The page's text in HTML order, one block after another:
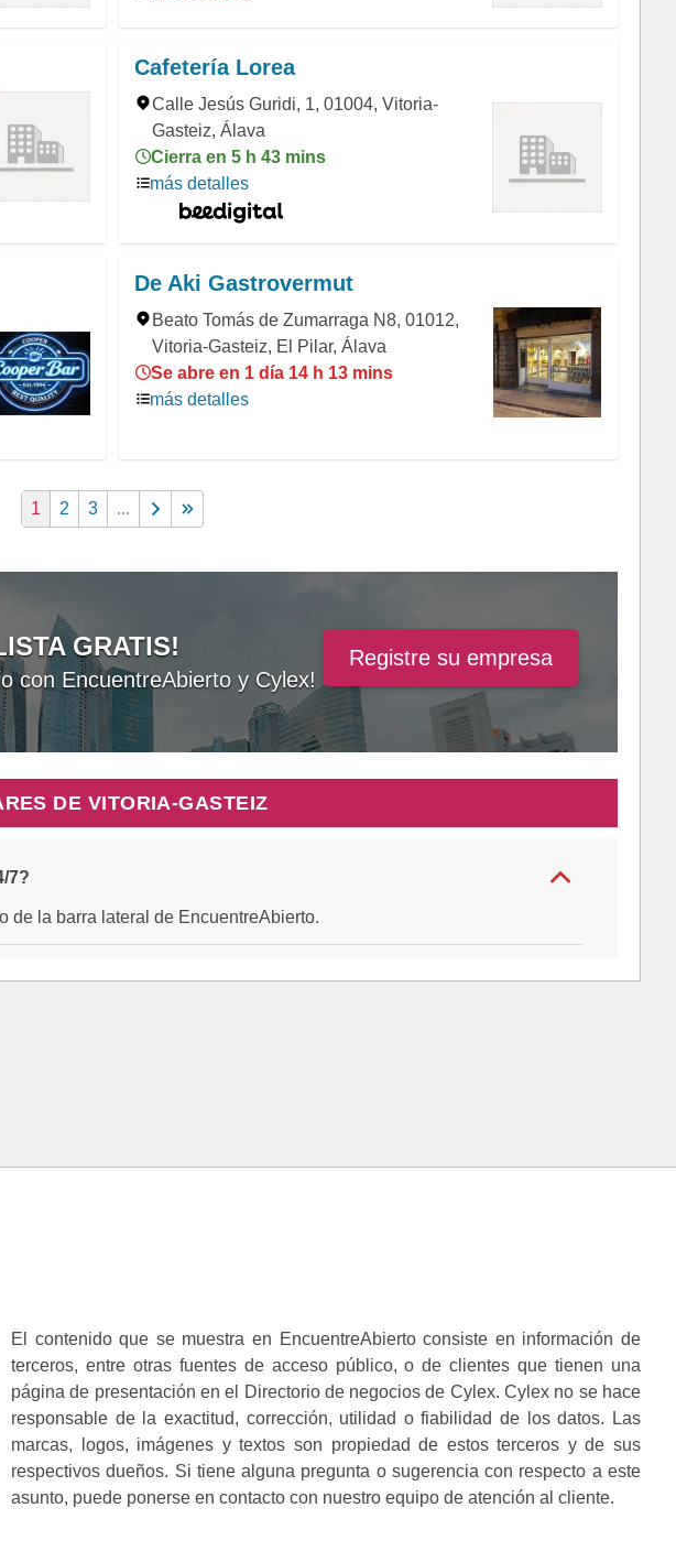
Cafetería Lorea
Calle Jesús Guridi, 1, 01004, Vitoria-
Gasteiz, Álava
Cierra en 5 h 43 mins
más detalles
De Aki Gastrovermut
Beato Tomás de Zumarraga N8, 01012,
Vitoria-Gasteiz, El Pilar, Álava
Se abre en 1 día 14 h 13 mins
más detalles
1 2 3 ...
GRATIS!
con EncuentreAbierto y Cylex!
Registre su empresa
DE VITORIA-GASTEIZ
7?
de la barra lateral de EncuentreAbierto.
El contenido que se muestra en EncuentreAbierto consiste en información de
terceros, entre otras fuentes de acceso público, o de clientes que tienen una
página de presentación en el Directorio de negocios de Cylex. Cylex no se hace
responsable de la exactitud, corrección, utilidad o fiabilidad de los datos. Las
marcas, logos, imágenes y textos son propiedad de estos terceros y de sus
respectivos dueños. Si tiene alguna pregunta o sugerencia con respecto a este
asunto, puede ponerse en contacto con nuestro equipo de atención al cliente.